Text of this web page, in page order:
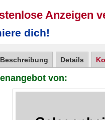
Anzeigen
dich!
Beschreibung Details
von: